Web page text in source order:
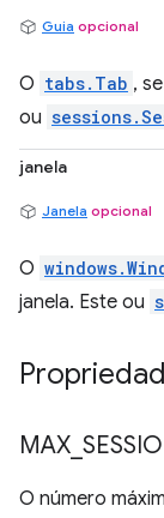
Guia opcional
O tabs.Tab ,
ou
janela
Janela opcional
O
janela. Este ou
MAX
O número